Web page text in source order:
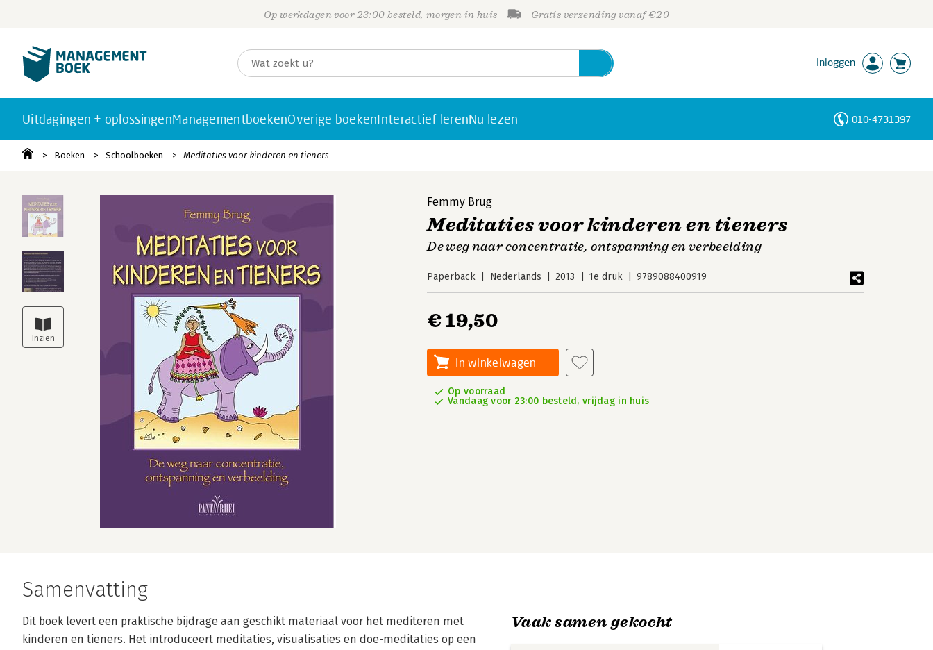
Op werkdagen voor 23:00 besteld, morgen in huis Gratis verzending vanaf €20
Inloggen
Uitdagingen + oplossingenManagementboekenOverige boekenInteractief lerenNu lezen 010-4731397
Boeken Schoolboeken Meditaties voor kinderen en tieners
Femmy Brug
Meditaties voor kinderen en tieners
De weg naar concentratie, ontspanning en verbeelding
Paperback Nederlands 2013 1e druk 9789088400919
€ 19,50
In winkelwagen
Op voorraad
Vandaag voor 23:00 besteld, vrijdag in huis
Samenvatting
Dit boek levert een praktische bijdrage aan geschikt materiaal voor het mediteren met
kinderen en tieners. Het introduceert meditaties, visualisaties en doe-meditaties op een
Vaak samen gekocht
Personen